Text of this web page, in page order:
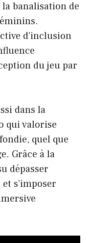
banalisation de
d’inclusion
du jeu par
dans la
qui valorise
quel que
Grâce à la
dépasser
s’imposer